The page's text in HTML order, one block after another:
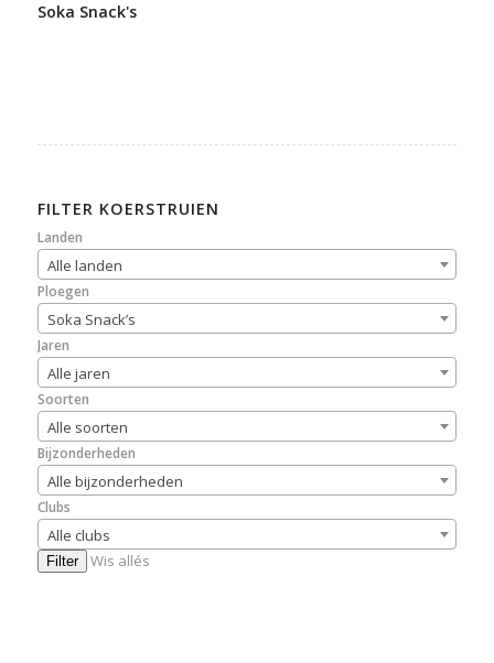
Soka Snack's
FILTER KOERSTRUIEN
Landen
Alle landen
Ploegen
Soka Snack’s
Jaren
Alle jaren
Soorten
Alle soorten
Bijzonderheden
Alle bijzonderheden
Clubs
Alle clubs
Filter Wis allés